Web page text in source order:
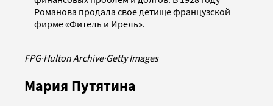
Романова продала свое детище французской
фирме «Фитель и Ирель».
FPG·Hulton Archive·Getty Images
Мария Путятина